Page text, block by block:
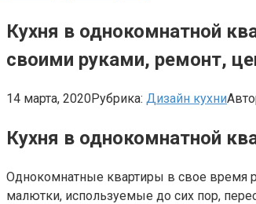
Кухня в однокомнатной
своими руками, ремонт,
14 марта, 2020Рубрика: Дизайн кухни
Кухня в однокомнатной
Однокомнатные квартиры в свое время
малютки, используемые до сих пор,